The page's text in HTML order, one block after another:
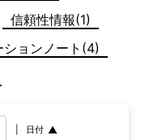
信頼性情報(1)
ションノート(4)
日付